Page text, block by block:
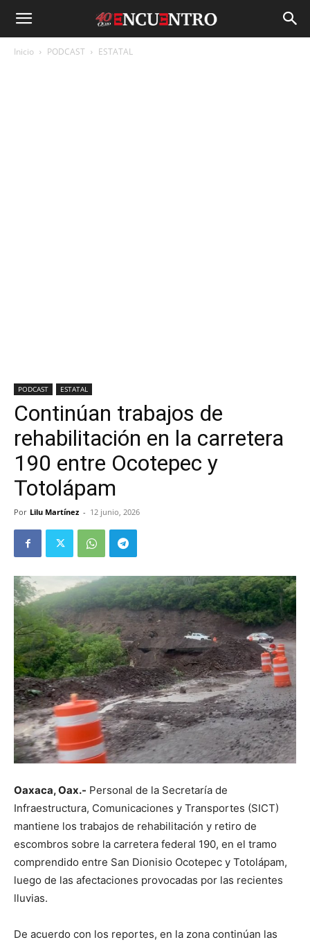
Inicio PODCAST ESTATAL
PODCAST ESTATAL
Continúan trabajos de
rehabilitación en la carretera
190 entre Ocotepec y
Totolápam
Por Lilu Martínez - 12 junio, 2026
Oaxaca, Oax.- Personal de la Secretaría de
Infraestructura, Comunicaciones y Transportes (SICT)
mantiene los trabajos de rehabilitación y retiro de
escombros sobre la carretera federal 190, en el tramo
comprendido entre San Dionisio Ocotepec y Totolápam,
luego de las afectaciones provocadas por las recientes
lluvias.
De acuerdo con los reportes, en la zona continúan las